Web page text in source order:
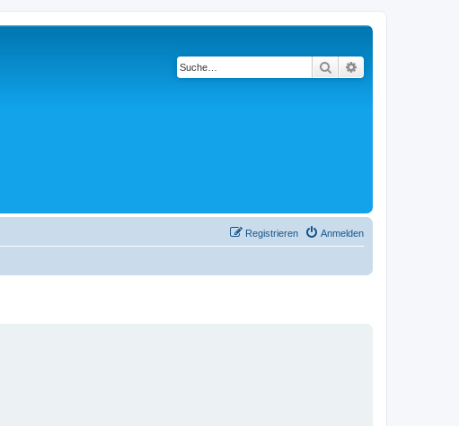
Suche
Anmelden
Registrieren